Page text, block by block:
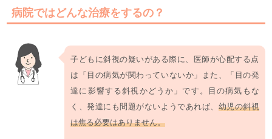
病院ではどんな治療をするの？
子どもに斜視の疑いがある際に、医師が心配する点
は「目の病気が関わっていないか」また、「目の発
達に影響する斜視かどうか」です。目の病気もな
く、発達にも問題がないようであれば、 幼児の斜視
は焦る必要はありません。